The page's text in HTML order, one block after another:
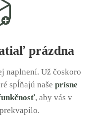
prázdna
naplnení. Už čoskoro
spĺňajú naše prísne
, aby vás v